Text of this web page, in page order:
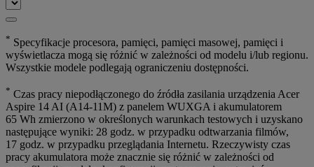
* Specyfikacje procesora, pamięci, pamięci masowej, pamięci i
wyświetlacza mogą się różnić w zależności od modelu i/lub regionu.
Wszystkie modele podlegają ograniczeniu dostępności.
* Czas pracy niepodłączonego do źródła zasilania urządzenia Acer
Aspire 14 AI (A14-11M) z panelem WUXGA i akumulatorem
65 Wh zmierzono w określonych warunkach testowych i uzyskano
następujące wyniki: 28 godz. w przypadku odtwarzania filmów,
17 godz. w przypadku przeglądania Internetu. Rzeczywisty czas
pracy akumulatora może znacznie się różnić w zależności od